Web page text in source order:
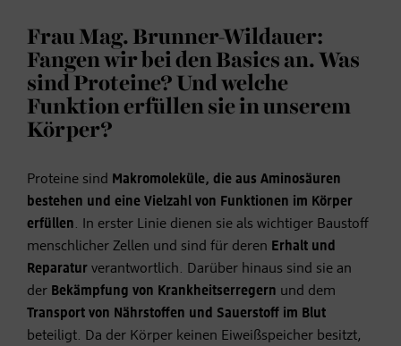
Frau Mag. Brunner-Wildauer:
Fangen wir bei den Basics an. Was
sind Proteine? Und welche
Funktion erfüllen sie in unserem
Körper?
Proteine sind Makromoleküle, die aus Aminosäuren
bestehen und eine Vielzahl von Funktionen im Körper
erfüllen. In erster Linie dienen sie als wichtiger Baustoff
menschlicher Zellen und sind für deren Erhalt und
Reparatur verantwortlich. Darüber hinaus sind sie an
der Bekämpfung von Krankheitserregern und dem
Transport von Nährstoffen und Sauerstoff im Blut
beteiligt. Da der Körper keinen Eiweißspeicher besitzt,